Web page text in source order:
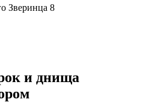
Зверинца 8
и днища